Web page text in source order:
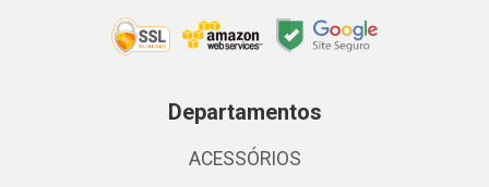
Departamentos
ACESSÓRIOS